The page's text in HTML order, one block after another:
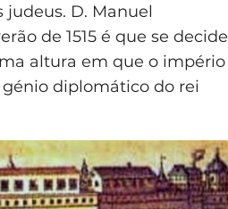
judeus. D. Manuel
de 1515 é que se decide
altura em que o império
diplomático do rei